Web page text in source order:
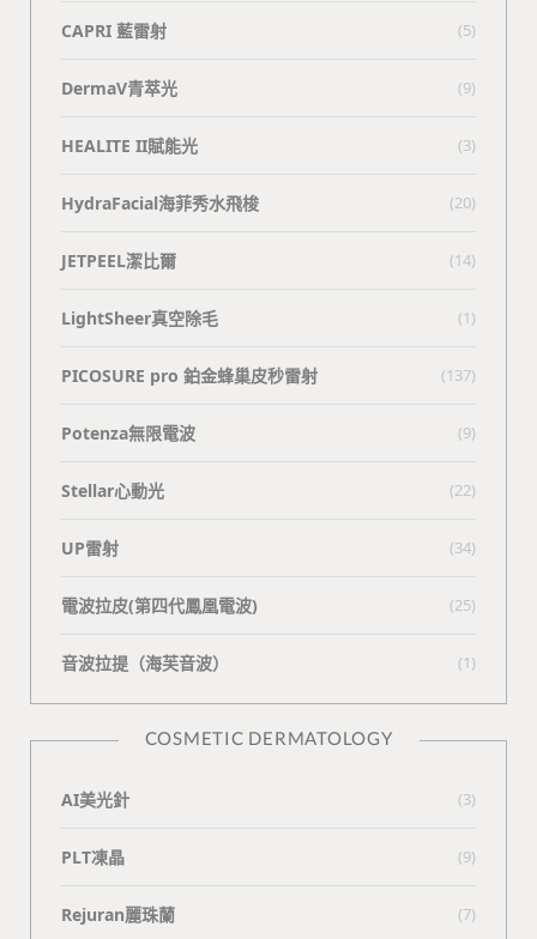
CAPRI 藍雷射 (5)
DermaV青萃光 (9)
HEALITE II賦能光 (3)
HydraFacial海菲秀水飛梭 (20)
JETPEEL潔比爾 (14)
LightSheer真空除毛 (1)
PICOSURE pro 鉑金蜂巢皮秒雷射 (137)
Potenza無限電波 (9)
Stellar心動光 (22)
UP雷射 (34)
電波拉皮(第四代鳳凰電波) (25)
⾳波拉提（海芙⾳波） (1)
COSMETIC DERMATOLOGY
AI美光針 (3)
PLT凍晶 (9)
Rejuran麗珠蘭 (7)